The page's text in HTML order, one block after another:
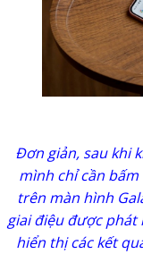
Đơn giản, sau khi
mình chỉ cần
trên màn hình
giai điệu được
hiển thị các kết